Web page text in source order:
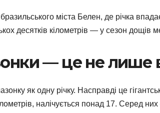
міста Белен, де річка
десятків кілометрів — у сезон дощів
— це не лише
як одну річку. Насправді це
налічується понад 17. Серед